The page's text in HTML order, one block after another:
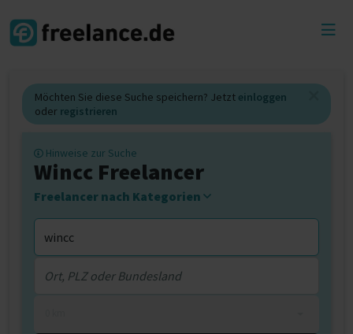
Möchten Sie diese Suche speichern? Jetzt einloggen
oder registrieren
Hinweise zur Suche
Wincc Freelancer
Freelancer nach Kategorien